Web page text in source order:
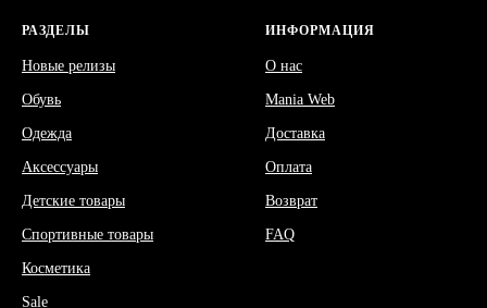
РАЗДЕЛЫ
Новые релизы
Обувь
Одежда
Аксессуары
Детские товары
Спортивные товары
Косметика
Sale
ИНФОРМАЦИЯ
О нас
Mania Web
Доставка
Оплата
Возврат
FAQ